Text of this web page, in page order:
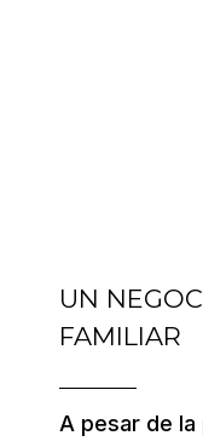
UN
FAMILIAR
A pesar de la